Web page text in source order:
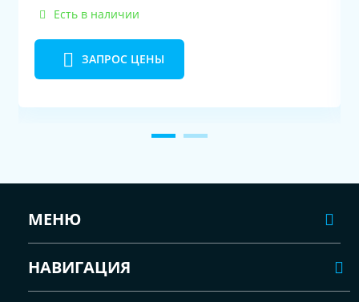
Есть в наличии
ЗАПРОС ЦЕНЫ
МЕНЮ
НАВИГАЦИЯ